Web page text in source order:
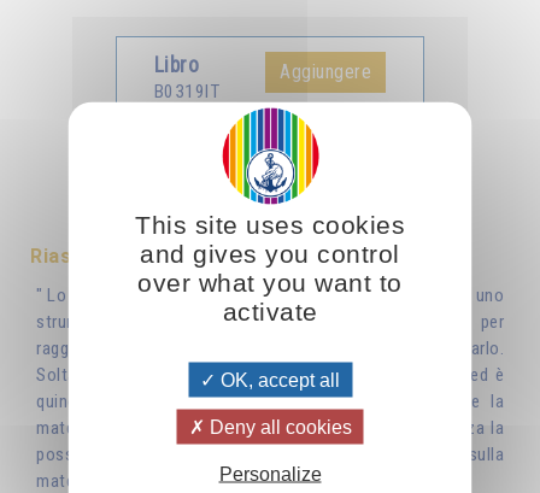
Libro
B0319IT
Aggiungere
Tradotto in : Français Deutsch
Riassunto
" Lo spirito lavora sulla materia tramite l'anima. L'anima è uno
strumento, uno strumento di cui lo spirito si serve per
raggiungere il piano fisico, poiché da solo non può farlo.
Soltanto l'anima ha la possibilità di toccare la materia, ed è
quindi attraverso l'anima che lo spirito può modellare la
materia, plasmarla, darle degli ordini. Senza l'anima, senza la
possibilità dell'anima, lo spirito non ha alcun potere sulla
materia."
This site uses cookies
and gives you control
over what you want to
activate
OK, accept all
Deny all cookies
Personalize